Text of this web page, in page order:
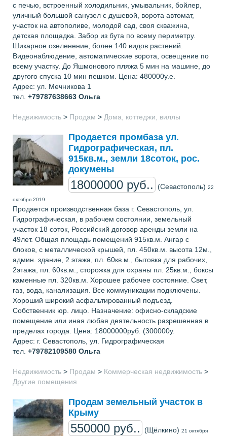
с печью, встроенный холодильник, умывальник, бойлер,
уличный большой санузел с душевой, ворота автомат,
участок на автополиве, молодой сад, своя скважина,
детская площадка. Забор из бута по всему периметру.
Шикарное озеленение, более 140 видов растений.
Видеонаблюдение, автоматические ворота, освещение по
всему участку. До Яшмонового пляжа 5 мин на машине, до
другого спуска 10 мин пешком. Цена: 480000у.е.
Адрес: ул. Мечникова 1
тел. +79787638663 Ольга
Недвижимость > Продам > Дома, коттеджи, виллы
Продается промбаза ул.
Гидрографическая, пл.
915кв.м., земли 18соток, рос.
докумены
18000000 руб.. (Севастополь) 22
октября 2019
Продается производственная база г. Севастополь, ул.
Гидрографическая, в рабочем состоянии, земельный
участок 18 соток, Российский договор аренды земли на
49лет. Общая площадь помещений 915кв.м. Ангар с
блоков, с металлической крышей, пл. 450кв.м. высота 12м.,
админ. здание, 2 этажа, пл. 60кв.м., бытовка для рабочих,
2этажа, пл. 60кв.м., сторожка для охраны пл. 25кв.м., боксы
каменные пл. 320кв.м. Хорошее рабочее состояние. Свет,
газ, вода, канализация. Все коммуникации подключены.
Хороший широкий асфальтированный подъезд.
Собственник юр. лицо. Назначение: офисно-складские
помещение или иная любая деятельность разрешенная в
пределах города. Цена: 18000000руб. (300000у.
Адрес: г. Севастополь, ул. Гидрографическая
тел. +79782109580 Ольга
Недвижимость > Продам > Коммерческая недвижимость >
Другие помещения
Продам земельный участок в
Крыму
550000 руб.. (Щёлкино) 21 октября